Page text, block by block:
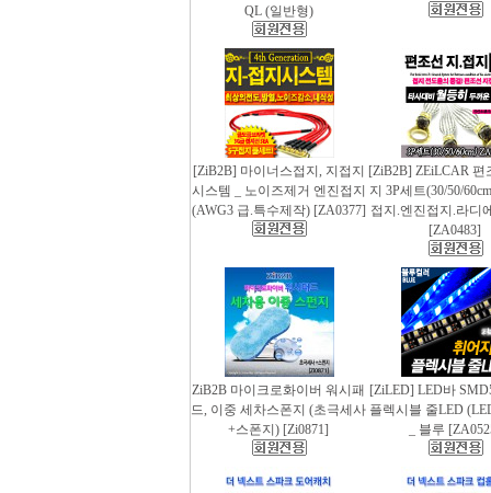
QL (일반형)
[ZiB2B] 마이너스접지, 지접지
시스템 _ 노이즈제거 엔진접지
(AWG3 급.특수제작) [ZA0377]
[ZiB2B] ZEiLCAR 편
지 3P세트(30/50/
접지.엔진접지.라디
[ZA0483]
ZiB2B 마이크로화이버 워시패
드, 이중 세차스폰지 (초극세사
+스폰지) [Zi0871]
[ZiLED] LED바
플렉시블 줄LED
_ 블루